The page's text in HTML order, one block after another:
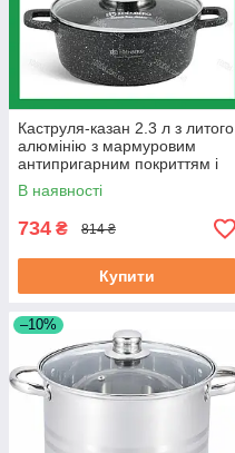
Каструля-казан 2.3 л з литого
алюмінію з мармуровим
антипригарним покриттям і
кришкою Edenberg 20 см
(EB-8116)
В наявності
734 ₴ 814 ₴
Купити
–10%